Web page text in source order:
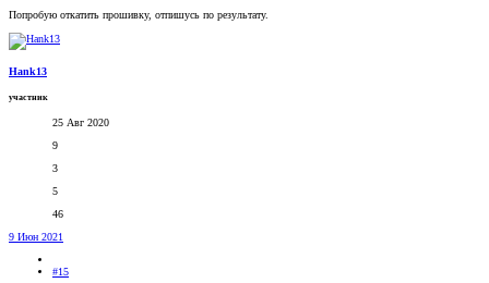
Попробую откатить прошивку, отпишусь по результату.
Hank13
участник
25 Авг 2020
9
3
5
46
9 Июн 2021
#15